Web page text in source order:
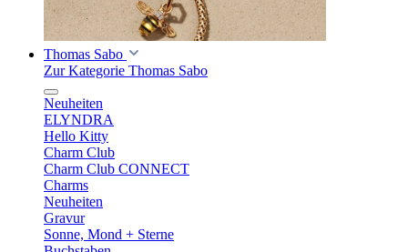
Thomas Sabo
Zur Kategorie Thomas Sabo
Neuheiten
ELYNDRA
Hello Kitty
Charm Club
Charm Club CONNECT
Charms
Neuheiten
Gravur
Sonne, Mond + Sterne